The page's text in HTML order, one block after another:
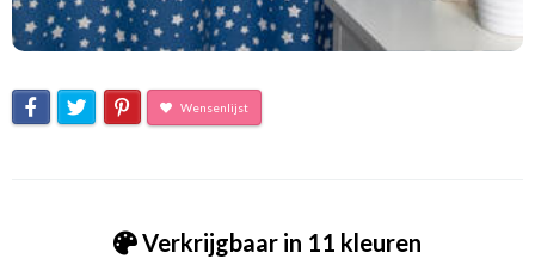
Wensenlijst
Verkrijgbaar in 11 kleuren